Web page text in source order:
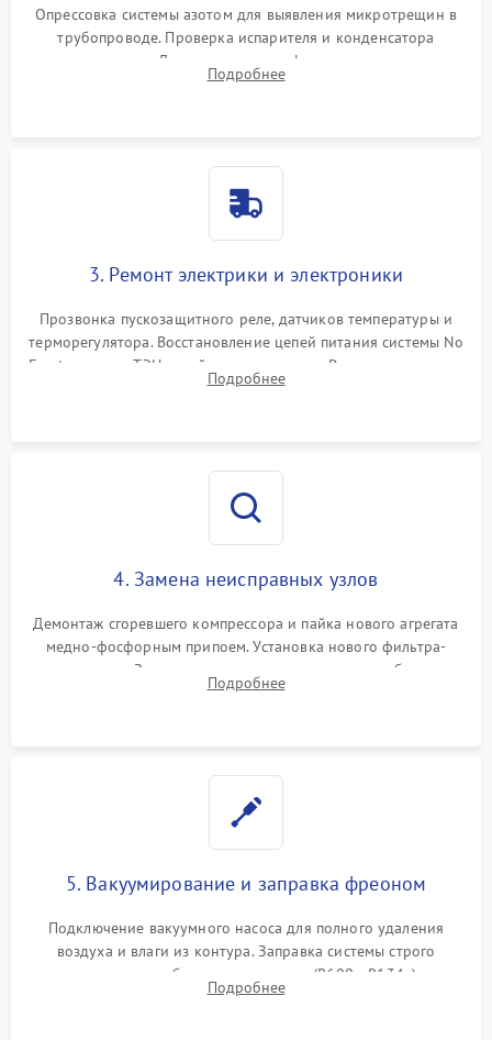
Опрессовка системы азотом для выявления микротрещин в
трубопроводе. Проверка испарителя и конденсатора
течеискателем. Демонтаж старого фильтра-осушителя и
продувка капиллярной трубки для устранения засоров.
Подробнее
3. Ремонт электрики и электроники
Прозвонка пускозащитного реле, датчиков температуры и
терморегулятора. Восстановление цепей питания системы No
Frost, включая ТЭН оттайки и вентилятор. Ремонт или замена
платы управления при сбоях алгоритмов.
Подробнее
4. Замена неисправных узлов
Демонтаж сгоревшего компрессора и пайка нового агрегата
медно-фосфорным припоем. Установка нового фильтра-
осушителя. Замена изношенных вентиляторов обдува,
сломанных заслонок или поврежденных дверных петель.
Подробнее
5. Вакуумирование и заправка фреоном
Подключение вакуумного насоса для полного удаления
воздуха и влаги из контура. Заправка системы строго
дозированным объемом хладагента (R600a, R134a) по
электронным весам. Контроль рабочего давления в системе.
Подробнее